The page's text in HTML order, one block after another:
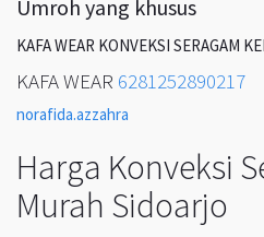
Umroh yang khusus
KAFA WEAR KONVEKSI SERAGAM
KAFA WEAR 6281252890217
norafida.azzahra
Harga Konveksi
Murah Sidoarjo